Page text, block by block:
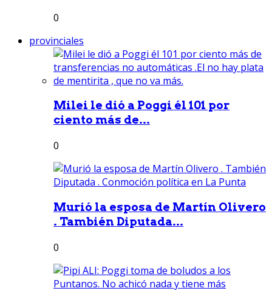
0
provinciales
Milei le dió a Poggi él 101 por
ciento más de...
0
Murió la esposa de Martín Olivero
. También Diputada...
0